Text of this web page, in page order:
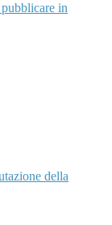
in
della